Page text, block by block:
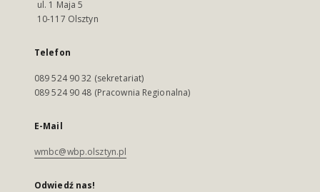
ul. 1 Maja 5
10-117 Olsztyn
Telefon
089 524 90 32 (sekretariat)
089 524 90 48 (Pracownia Regionalna)
E-Mail
wmbc@wbp.olsztyn.pl
Odwiedź nas!